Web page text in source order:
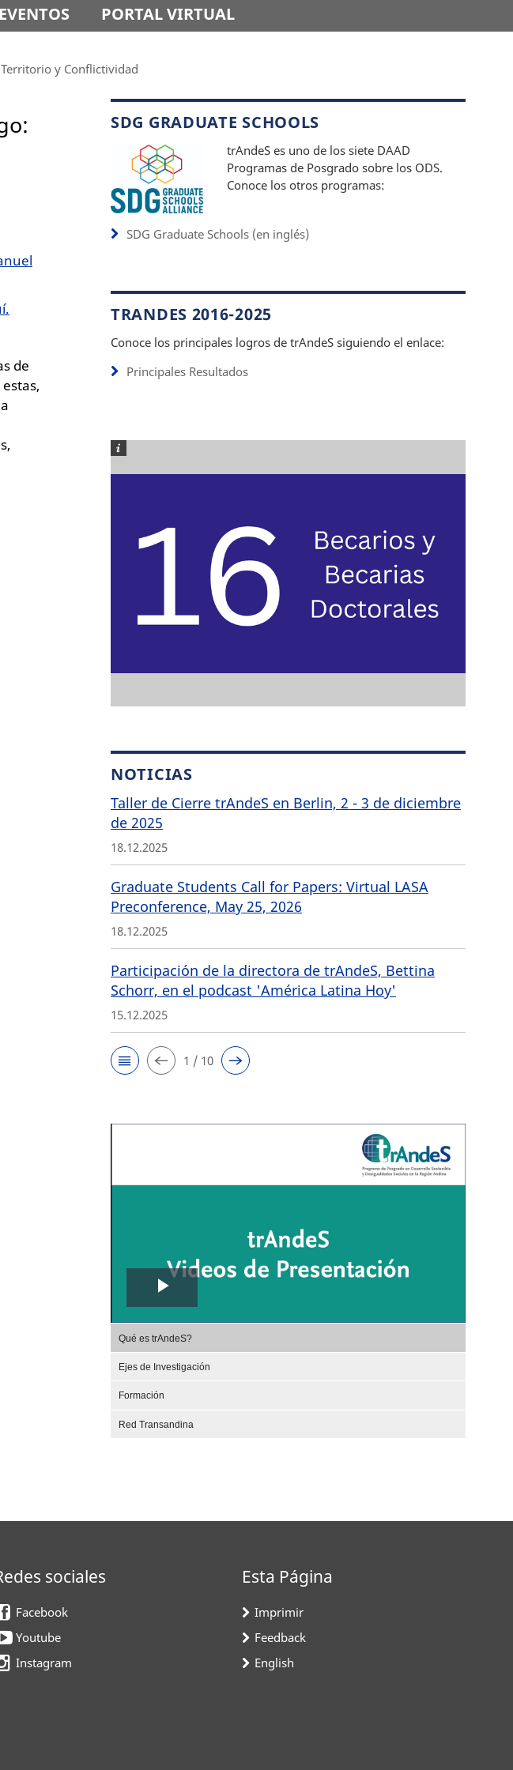
EVENTOS PORTAL VIRTUAL
y Conflictividad
de
SDG GRADUATE SCHOOLS
trAndeS es uno de los siete DAAD
Programas de Posgrado sobre los ODS.
Conoce los otros programas:
SDG Graduate Schools (en inglés)
TRANDES 2016-2025
Conoce los principales logros de trAndeS siguiendo el enlace:
Principales Resultados
NOTICIAS
Taller de Cierre trAndeS en Berlin, 2 - 3 de diciembre
de 2025
18.12.2025
Graduate Students Call for Papers: Virtual LASA
Preconference, May 25, 2026
18.12.2025
Participación de la directora de trAndeS, Bettina
Schorr, en el podcast 'América Latina Hoy'
15.12.2025
1 / 10
Play
Video
Qué es trAndeS?
Ejes de Investigación
Formación
Red Transandina
sociales
Facebook
Youtube
Instagram
Esta Página
Imprimir
Feedback
English